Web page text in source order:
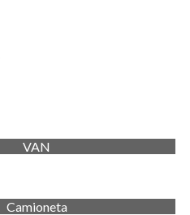
VAN
Camioneta